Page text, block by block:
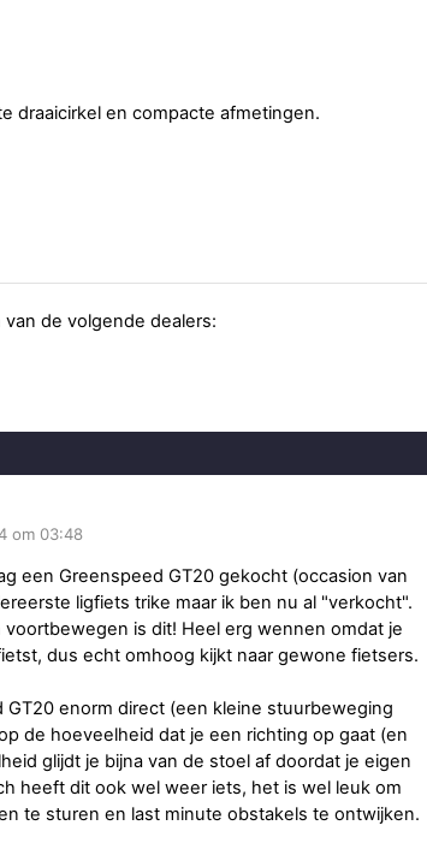
draaicirkel en compacte afmetingen.
de volgende dealers:
om 03:48
een Greenspeed GT20 gekocht (occasion van
ligfiets trike maar ik ben nu al "verkocht".
voortbewegen is dit! Heel erg wennen omdat je
dus echt omhoog kijkt naar gewone fietsers.
enorm direct (een kleine stuurbeweging
de hoeveelheid dat je een richting op gaat (en
glijdt je bijna van de stoel af doordat je eigen
heeft dit ook wel weer iets, het is wel leuk om
te sturen en last minute obstakels te ontwijken.